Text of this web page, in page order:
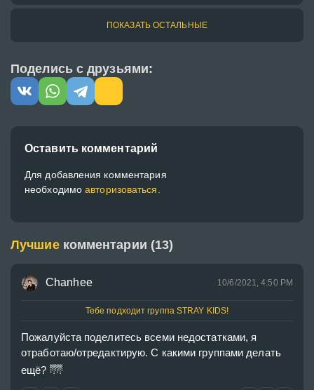
ПОКАЗАТЬ ОСТАЛЬНЫЕ
Поделись с друзьями:
Оставить комментарий
Для добавления комментария
необходимоавторизоваться.
Лучшие комментарии (13)
Chanhee 10/6/2021, 4:50 PM
Тебе подходит группа STRAY KIDS!
Пожалуйста поделитесь всеми недостатками, я
отработаю/отредактирую. С какими группами делать
ещё? 🌁